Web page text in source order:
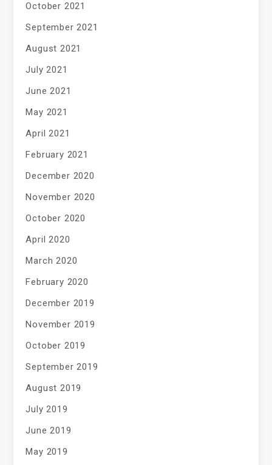
October 2021
September 2021
August 2021
July 2021
June 2021
May 2021
April 2021
February 2021
December 2020
November 2020
October 2020
April 2020
March 2020
February 2020
December 2019
November 2019
October 2019
September 2019
August 2019
July 2019
June 2019
May 2019